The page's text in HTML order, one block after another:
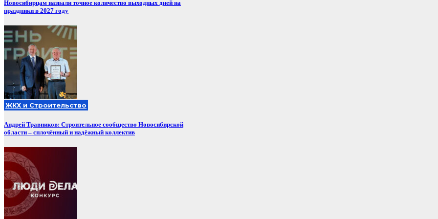
Новосибирцам назвали точное количество выходных дней на
праздники в 2027 году
ЖКХ и Строительство
Андрей Травников: Строительное сообщество Новосибирской
области – сплочённый и надёжный коллектив